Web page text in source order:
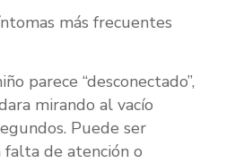
más frecuentes
parece “desconectado”,
mirando al vacío
Puede ser
falta de atención o